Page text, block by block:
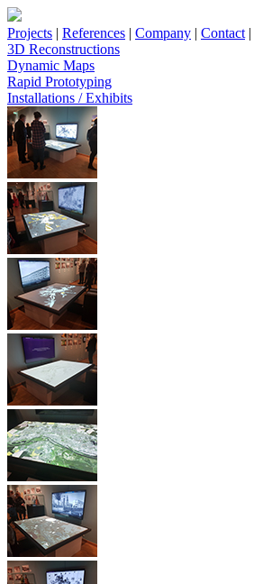
Projects | References | Company | Contact |
3D Reconstructions
Dynamic Maps
Rapid Prototyping
Installations / Exhibits